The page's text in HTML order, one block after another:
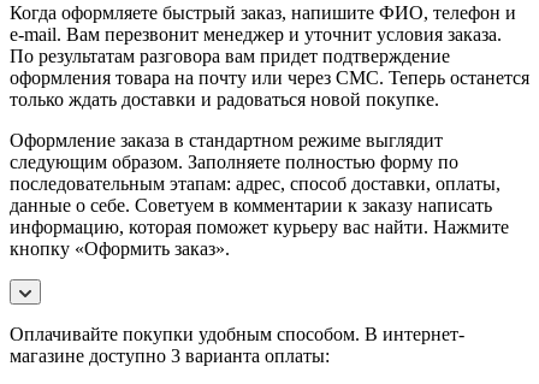
Когда оформляете быстрый заказ, напишите ФИО, телефон и
e-mail. Вам перезвонит менеджер и уточнит условия заказа.
По результатам разговора вам придет подтверждение
оформления товара на почту или через СМС. Теперь останется
только ждать доставки и радоваться новой покупке.
Оформление заказа в стандартном режиме выглядит
следующим образом. Заполняете полностью форму по
последовательным этапам: адрес, способ доставки, оплаты,
данные о себе. Советуем в комментарии к заказу написать
информацию, которая поможет курьеру вас найти. Нажмите
кнопку «Оформить заказ».
Оплачивайте покупки удобным способом. В интернет-
магазине доступно 3 варианта оплаты: